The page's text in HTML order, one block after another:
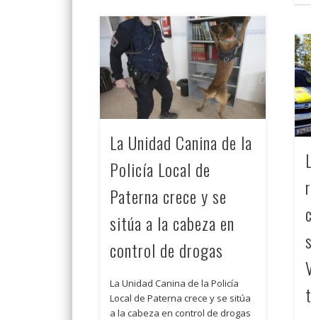
La Unidad Canina de la
Policía Local de
Paterna crece y se
sitúa a la cabeza en
control de drogas
La Unidad Canina de la Policía
Local de Paterna crece y se sitúa
a la cabeza en control de drogas